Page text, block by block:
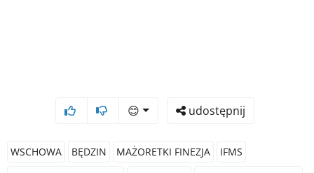
😊 udostępnij
WSCHOWA BĘDZIN MAŻORETKI FINEZJA
IFMS